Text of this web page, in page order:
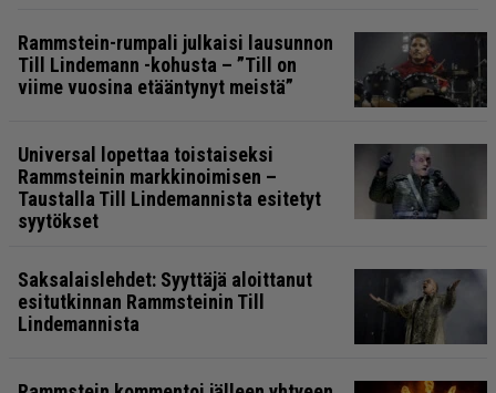
Rammstein-rumpali julkaisi lausunnon
Till Lindemann -kohusta – ”Till on
viime vuosina etääntynyt meistä”
Universal lopettaa toistaiseksi
Rammsteinin markkinoimisen –
Taustalla Till Lindemannista esitetyt
syytökset
Saksalaislehdet: Syyttäjä aloittanut
esitutkinnan Rammsteinin Till
Lindemannista